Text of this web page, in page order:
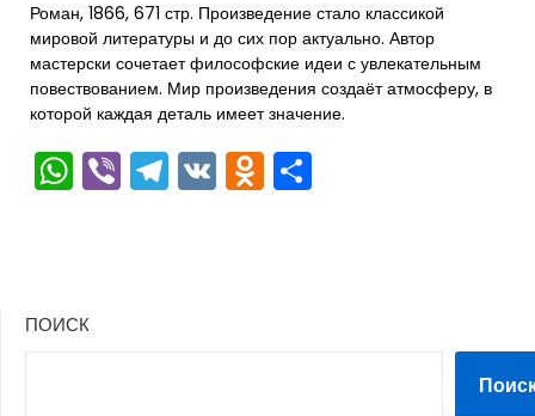
Роман, 1866, 671 стр. Произведение стало классикой
мировой литературы и до сих пор актуально. Автор
мастерски сочетает философские идеи с увлекательным
повествованием. Мир произведения создаёт атмосферу, в
которой каждая деталь имеет значение.
WhatsApp
ViberTelegram
VKOdnoklassniki
ПОИСК